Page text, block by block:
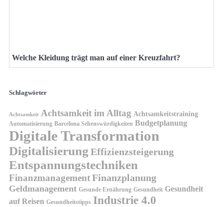
Welche Kleidung trägt man auf einer Kreuzfahrt?
Schlagwörter
Achtsamkeit Achtsamkeit im Alltag Achtsamkeitstraining
Automatisierung Barcelona Sehenswürdigkeiten Budgetplanung
Digitale Transformation
Digitalisierung Effizienzsteigerung
Entspannungstechniken
FinanzmanagementFinanzplanung
Geldmanagement Gesunde Ernährung Gesundheit Gesundheit
auf Reisen Gesundheitstipps Industrie 4.0